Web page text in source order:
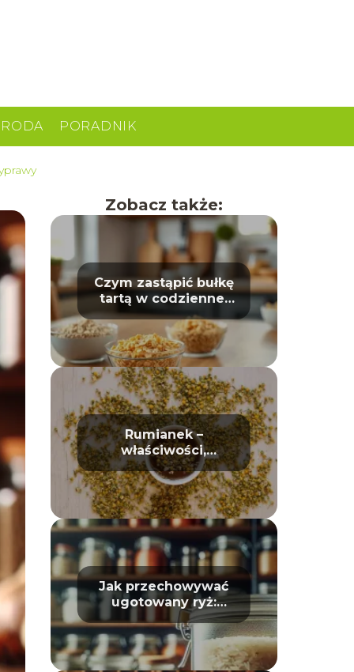
PORADNIK
Zobacz także:
Czym zastąpić bułkę
tartą w codziennej
kuchni?
Rumianek –
właściwości,
działanie i
zastosowanie w
domu oraz
kosmetyce
Jak przechowywać
ugotowany ryż:
Unikaj zepsucia